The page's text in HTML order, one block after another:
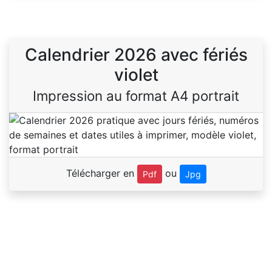
Calendrier 2026 avec fériés
violet
Impression au format A4 portrait
Télécharger en Pdf ou Jpg